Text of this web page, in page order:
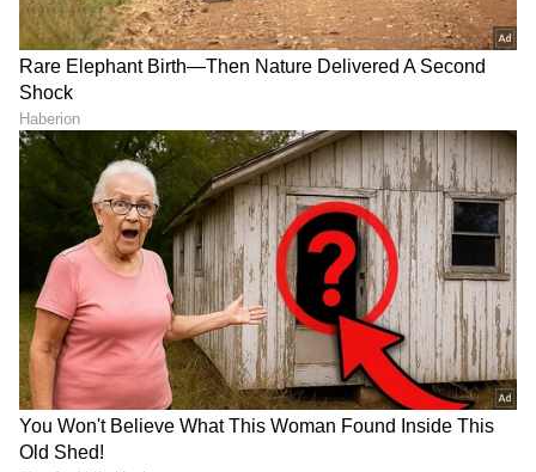
ವಿವಾಹಿತ ಪುತ್ರಿಯೂ ಅನುಕಂಪದ
ನೇಮಕಾತಿಗೆ ಅರ್ಹಳು: ಮಹತ್ವದ
ತೀರ್ಪಲ್ಲಿ ಹೈಕೋರ್ಟ್​ ಹೇಳಿದ್ದೇನು
ಯಾರಿದು Sandwich
ಮಹಿಳೆಯ ಚೈನ್​ ತಂದ ಆಪತ್ತು:
ಸ್ಟಾಪ್​ ಆಗೋಯ್ತು ನಮ್ಮ
ಮೆಟ್ರೊ- ಲಕ್ಷಾಂತರ ಪ್ರಯಾಣಿಕರ
ಪರದಾಟ
ಮನೆಯ ಬೇಳೆ ಸಾರು ಹೋಟೆಲ್
ಸ್ಟೈಲ್‌ನಲ್ಲಿ ಬರಬೇಕೆ? ರುಚಿ
ಡಬಲ್ ಆಗಲು ಒಗ್ಗರಣೆ ಹಾಕುವಾಗ
ಈ ಸೀಕ್ರೆಟ್ ಟಿಪ್ಸ್ ಪಾಲಿಸಿ!
LATEST VIDEOS